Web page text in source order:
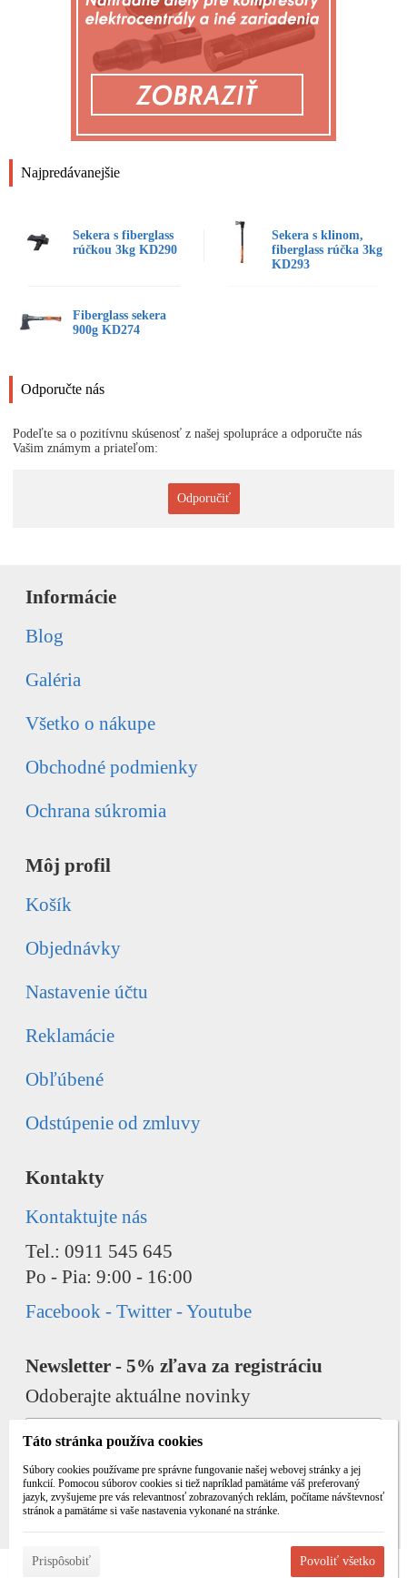
Najpredávanejšie
Sekera s fiberglass
rúčkou 3kg KD290
Sekera s klinom,
fiberglass rúčka 3kg
KD293
Fiberglass sekera
900g KD274
Odporučte nás
Podeľte sa o pozitívnu skúsenosť z našej spolupráce a odporučte nás
Vašim známym a priateľom:
Odporučiť
Informácie
Blog
Galéria
Všetko o nákupe
Obchodné podmienky
Ochrana súkromia
Môj profil
Košík
Objednávky
Nastavenie účtu
Reklamácie
Obľúbené
Odstúpenie od zmluvy
Kontakty
Kontaktujte nás
Tel.: 0911 545 645
Po - Pia: 9:00 - 16:00
Facebook - Twitter - Youtube
Newsletter - 5% zľava za registráciu
Odoberajte aktuálne novinky
Odobrať Pridať
|Prihlásiť
Táto stránka používa cookies
Súbory cookies používame pre správne fungovanie našej webovej stránky a jej
funkcií. Pomocou súborov cookies si tiež napríklad pamätáme váš preferovaný
jazyk, zvyšujeme pre vás relevantnosť zobrazovaných reklám, počítame návštevnosť
stránok a pamätáme si vaše nastavenia vykonané na stránke.
Prispôsobiť Povoliť všetko